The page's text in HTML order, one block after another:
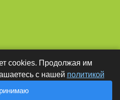
cookies. Продолжая им
с нашей политикой